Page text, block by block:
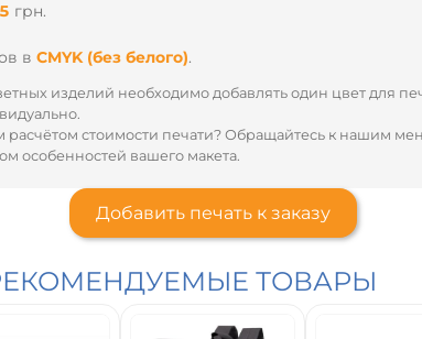
грн.
в CMYK (без белого).
изделий необходимо добавлять один цвет для
расчётом стоимости печати? Обращайтесь к нашим
особенностей вашего макета.
Добавить печать к заказу
ТОВАРЫ